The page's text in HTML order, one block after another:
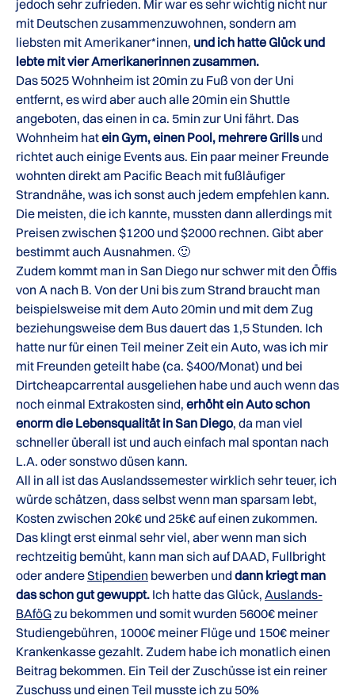
jedoch sehr zufrieden. Mir war es sehr wichtig nicht nur
mit Deutschen zusammenzuwohnen, sondern am
liebsten mit Amerikaner*innen, und ich hatte Glück und
lebte mit vier Amerikanerinnen zusammen.
Das 5025 Wohnheim ist 20min zu Fuß von der Uni
entfernt, es wird aber auch alle 20min ein Shuttle
angeboten, das einen in ca. 5min zur Uni fährt. Das
Wohnheim hatein Gym, einen Pool, mehrere Grillsund
richtet auch einige Events aus. Ein paar meiner Freunde
wohnten direkt am Pacific Beach mit fußläufiger
Strandnähe, was ich sonst auch jedem empfehlen kann.
Die meisten, die ich kannte, mussten dann allerdings mit
Preisen zwischen $1200 und $2000 rechnen. Gibt aber
bestimmt auch Ausnahmen. 🙂
Zudem kommt man in San Diego nur schwer mit den Öffis
von A nach B. Von der Uni bis zum Strand braucht man
beispielsweise mit dem Auto 20min und mit dem Zug
beziehungsweise dem Bus dauert das 1,5 Stunden. Ich
hatte nur für einen Teil meiner Zeit ein Auto, was ich mir
mit Freunden geteilt habe (ca. $400/Monat) und bei
Dirtcheapcarrental ausgeliehen habe und auch wenn das
noch einmal Extrakosten sind, erhöht ein Auto schon
enorm die Lebensqualität in San Diego, da man viel
schneller überall ist und auch einfach mal spontan nach
L.A. oder sonstwo düsen kann.
All in all ist das Auslandssemester wirklich sehr teuer, ich
würde schätzen, dass selbst wenn man sparsam lebt,
Kosten zwischen 20k€ und 25k€ auf einen zukommen.
Das klingt erst einmal sehr viel, aber wenn man sich
rechtzeitig bemüht, kann man sich auf DAAD, Fullbright
oder andereStipendien bewerben und dann kriegt man
das schon gut gewuppt. Ich hatte das Glück, Auslands-
BAföGzu bekommen und somit wurden 5600€ meiner
Studiengebühren, 1000€ meiner Flüge und 150€ meiner
Krankenkasse gezahlt. Zudem habe ich monatlich einen
Beitrag bekommen. Ein Teil der Zuschüsse ist ein reiner
Zuschuss und einen Teil musste ich zu 50%